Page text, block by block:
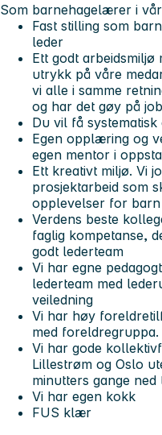
Som barnehagelærer i
Fast stilling som
leder
Ett godt
utrykk på våre
vi alle i samme
og har det gøy på
Du vil få
Egen opplæring og
egen mentor i
Ett kreativt miljø. Vi
prosjektarbeid som
opplevelser for barn
Verdens beste
faglig kompetanse,
godt lederteam
Vi har egne
lederteam med
veiledning
Vi har høy
med foreldregruppa.
Vi har gode
Lillestrøm og Oslo
minutters gange
Vi har egen kokk
FUS klær